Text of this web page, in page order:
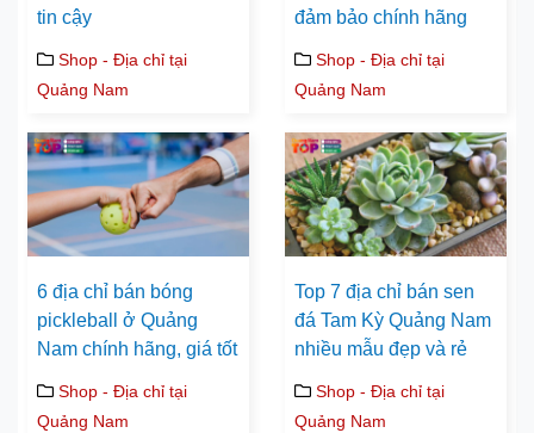
tin cậy
Shop - Địa chỉ tại
Quảng Nam
đảm bảo chính hãng
Shop - Địa chỉ tại
Quảng Nam
6 địa chỉ bán bóng
pickleball ở Quảng
Nam chính hãng, giá tốt
Shop - Địa chỉ tại
Quảng Nam
Top 7 địa chỉ bán sen
đá Tam Kỳ Quảng Nam
nhiều mẫu đẹp và rẻ
Shop - Địa chỉ tại
Quảng Nam